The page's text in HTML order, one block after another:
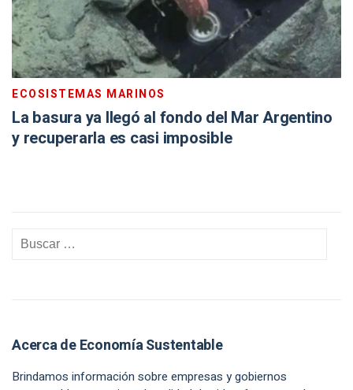
ECOSISTEMAS MARINOS
La basura ya llegó al fondo del Mar Argentino
y recuperarla es casi imposible
Acerca de Economía Sustentable
Brindamos información sobre empresas y gobiernos